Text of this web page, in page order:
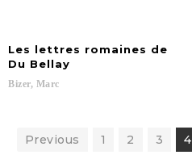
Les lettres romaines de
Du Bellay
Bizer, Marc
Previous 1 2 3 4